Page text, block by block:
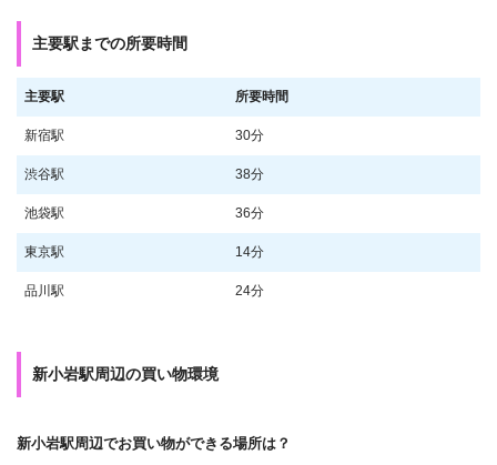
主要駅までの所要時間
主要駅 所要時間
新宿駅 30分
渋谷駅 38分
池袋駅 36分
東京駅 14分
品川駅 24分
新小岩駅周辺の買い物環境
新小岩駅周辺でお買い物ができる場所は？